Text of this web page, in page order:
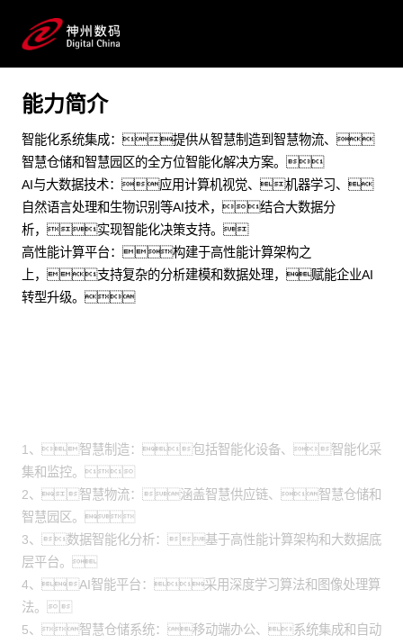
制造加工 交通运输 能源化工 物联网 AIOT 智能制造 智慧
预约专家咨询
能力简介
智能化系统集成：提供从智慧制造到智慧物流、
智慧仓储和智慧园区的全方位智能化解决方案。
AI与大数据技术：应用计算机视觉、机器学习、
自然语言处理和生物识别等AI技术，结合大数据分
析，实现智能化决策支持。
高性能计算平台：构建于高性能计算架构之
上，支持复杂的分析建模和数据处理，赋能企业AI
转型升级。
1、智慧制造：包括智能化设备、智能化采
集和监控。
2、智慧物流：涵盖智慧供应链、智慧仓储和
智慧园区。
3、数据智能化分析：基于高性能计算架构和大数据底
层平台。
4、AI智能平台：采用深度学习算法和图像处理算
法。
5、智慧仓储系统：移动端办公、系统集成和自动